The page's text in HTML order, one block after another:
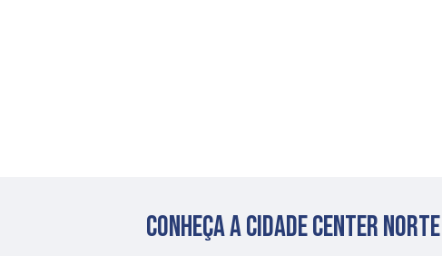
Conheça a cidade center norte